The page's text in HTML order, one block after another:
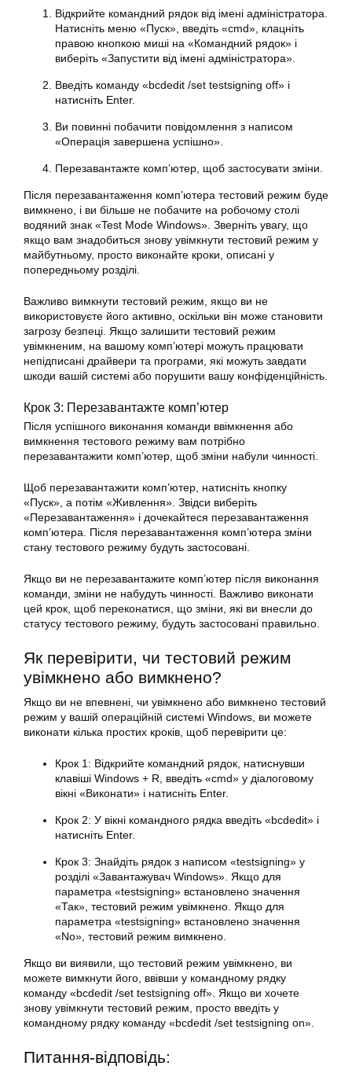
Відкрийте командний рядок від імені адміністратора.
Натисніть меню «Пуск», введіть «cmd», клацніть
правою кнопкою миші на «Командний рядок» і
виберіть «Запустити від імені адміністратора».
Введіть команду «bcdedit /set testsigning off» і
натисніть Enter.
Ви повинні побачити повідомлення з написом
«Операція завершена успішно».
Перезавантажте комп’ютер, щоб застосувати зміни.
Після перезавантаження комп’ютера тестовий режим буде
вимкнено, і ви більше не побачите на робочому столі
водяний знак «Test Mode Windows». Зверніть увагу, що
якщо вам знадобиться знову увімкнути тестовий режим у
майбутньому, просто виконайте кроки, описані у
попередньому розділі.
Важливо вимкнути тестовий режим, якщо ви не
використовуєте його активно, оскільки він може становити
загрозу безпеці. Якщо залишити тестовий режим
увімкненим, на вашому комп’ютері можуть працювати
непідписані драйвери та програми, які можуть завдати
шкоди вашій системі або порушити вашу конфіденційність.
Крок 3: Перезавантажте комп’ютер
Після успішного виконання команди ввімкнення або
вимкнення тестового режиму вам потрібно
перезавантажити комп’ютер, щоб зміни набули чинності.
Щоб перезавантажити комп’ютер, натисніть кнопку
«Пуск», а потім «Живлення». Звідси виберіть
«Перезавантаження» і дочекайтеся перезавантаження
комп’ютера. Після перезавантаження комп’ютера зміни
стану тестового режиму будуть застосовані.
Якщо ви не перезавантажите комп’ютер після виконання
команди, зміни не набудуть чинності. Важливо виконати
цей крок, щоб переконатися, що зміни, які ви внесли до
статусу тестового режиму, будуть застосовані правильно.
Як перевірити, чи тестовий режим
увімкнено або вимкнено?
Якщо ви не впевнені, чи увімкнено або вимкнено тестовий
режим у вашій операційній системі Windows, ви можете
виконати кілька простих кроків, щоб перевірити це:
Крок 1: Відкрийте командний рядок, натиснувши
клавіші Windows + R, введіть «cmd» у діалоговому
вікні «Виконати» і натисніть Enter.
Крок 2: У вікні командного рядка введіть «bcdedit» і
натисніть Enter.
Крок 3: Знайдіть рядок з написом «testsigning» у
розділі «Завантажувач Windows». Якщо для
параметра «testsigning» встановлено значення
«Так», тестовий режим увімкнено. Якщо для
параметра «testsigning» встановлено значення
«No», тестовий режим вимкнено.
Якщо ви виявили, що тестовий режим увімкнено, ви
можете вимкнути його, ввівши у командному рядку
команду «bcdedit /set testsigning off». Якщо ви хочете
знову увімкнути тестовий режим, просто введіть у
командному рядку команду «bcdedit /set testsigning on».
Питання-відповідь: